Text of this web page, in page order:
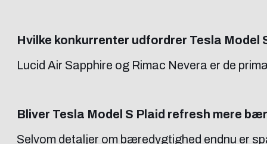
Hvilke konkurrenter udfordrer Tesla Model
Lucid Air Sapphire og Rimac Nevera er de
Bliver Tesla Model S Plaid refresh mere
Selvom detaljer om bæredygtighed endnu er